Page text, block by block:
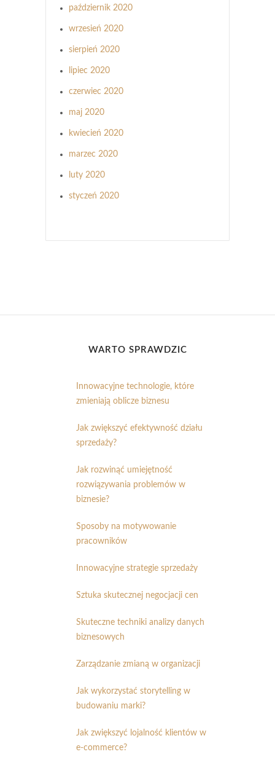
październik 2020
wrzesień 2020
sierpień 2020
lipiec 2020
czerwiec 2020
maj 2020
kwiecień 2020
marzec 2020
luty 2020
styczeń 2020
WARTO SPRAWDZIĆ
Innowacyjne technologie, które
zmieniają oblicze biznesu
Jak zwiększyć efektywność działu
sprzedaży?
Jak rozwinąć umiejętność
rozwiązywania problemów w
biznesie?
Sposoby na motywowanie
pracowników
Innowacyjne strategie sprzedaży
Sztuka skutecznej negocjacji cen
Skuteczne techniki analizy danych
biznesowych
Zarządzanie zmianą w organizacji
Jak wykorzystać storytelling w
budowaniu marki?
Jak zwiększyć lojalność klientów w
e-commerce?